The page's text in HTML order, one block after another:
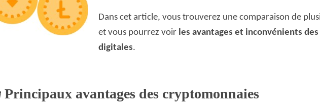
Dans cet article, vous trouverez une comparaison de
et vous pourrez voir les avantages et inconvénients
digitales.
Principaux avantages des cryptomonnaies